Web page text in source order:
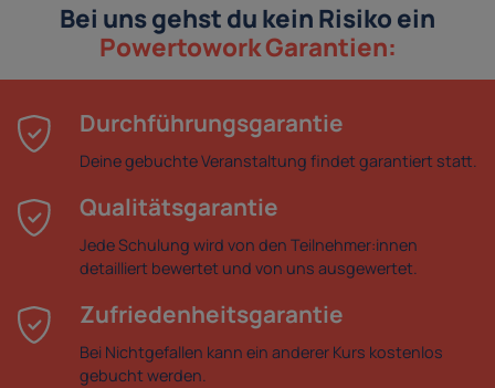
Bei uns gehst du kein Risiko ein
Powertowork Garantien:
Durchführungsgarantie
Deine gebuchte Veranstaltung findet garantiert statt.
Qualitätsgarantie
Jede Schulung wird von den Teilnehmer:innen
detailliert bewertet und von uns ausgewertet.
Zufriedenheitsgarantie
Bei Nichtgefallen kann ein anderer Kurs kostenlos
gebucht werden.